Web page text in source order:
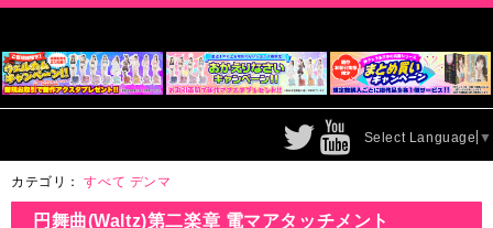
Select Language ▼
カテゴリ：すべて デンマ
円舞曲(Waltz)第二楽章 電マアタッチメント